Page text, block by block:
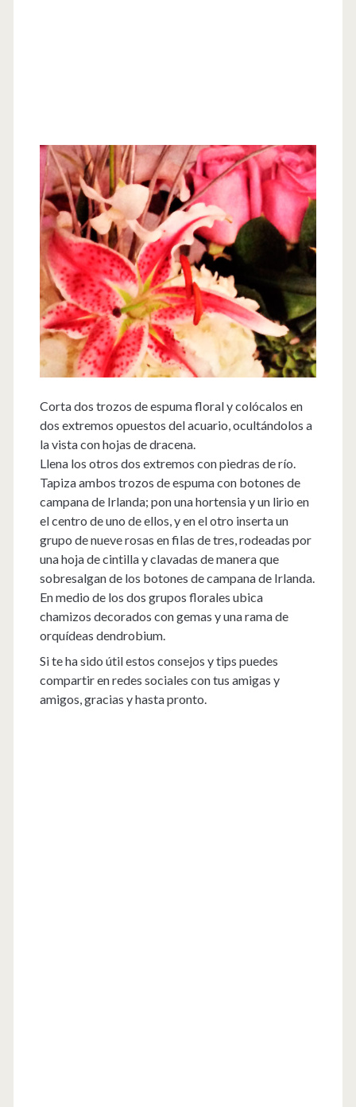
Corta dos trozos de espuma floral y colócalos en
dos extremos opuestos del acuario, ocultándolos a
la vista con hojas de dracena.
Llena los otros dos extremos con piedras de río.
Tapiza ambos trozos de espuma con botones de
campana de Irlanda; pon una hortensia y un lirio en
el centro de uno de ellos, y en el otro inserta un
grupo de nueve rosas en filas de tres, rodeadas por
una hoja de cintilla y clavadas de manera que
sobresalgan de los botones de campana de Irlanda.
En medio de los dos grupos florales ubica
chamizos decorados con gemas y una rama de
orquídeas dendrobium.
Si te ha sido útil estos consejos y tips puedes
compartir en redes sociales con tus amigas y
amigos, gracias y hasta pronto.